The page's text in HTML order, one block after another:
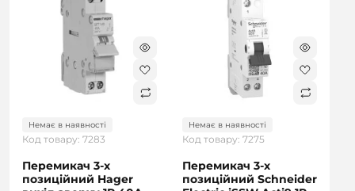
Немає в наявності
Код товару: 7283
Перемикач 3-х
позиційний Hager
Немає в наявності
Код товару: 7275
Перемикач 3-х
позиційний Schneider